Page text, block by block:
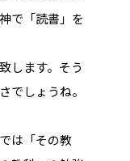
で「読書」を
します。そう
でしょうね。
は「その教